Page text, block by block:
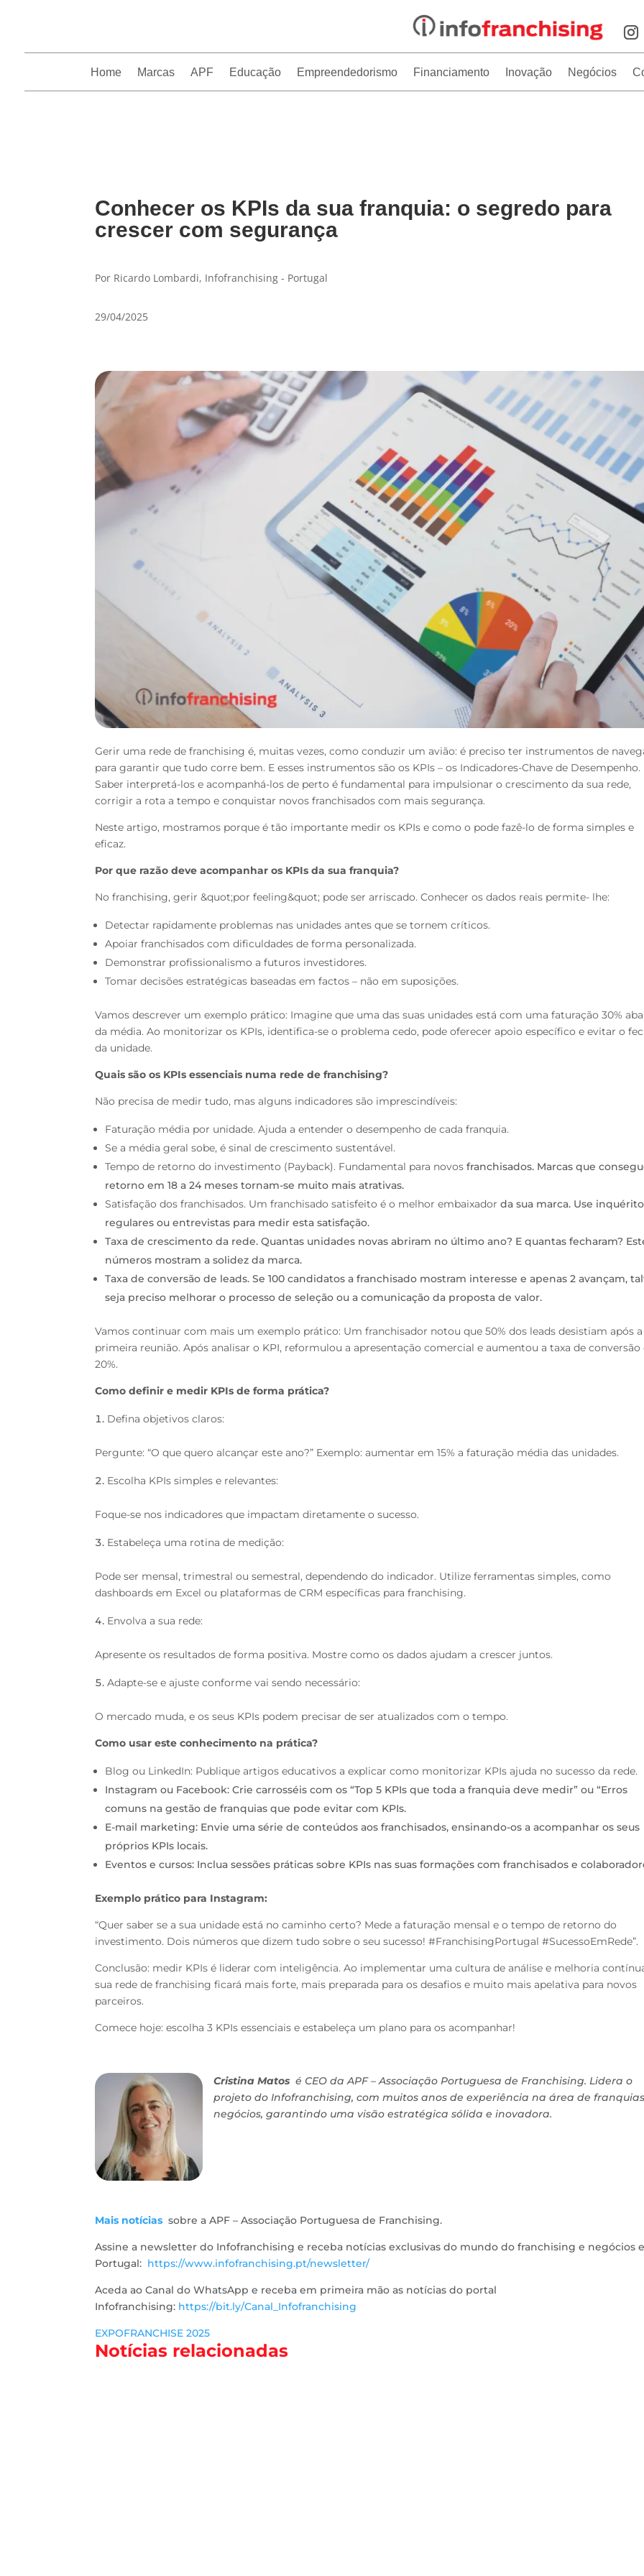
Home Marcas APF Educação Empreendedorismo Financiamento Inovação Negócios
Conhecer os KPIs da sua franquia: o segredo para
crescer com segurança
Por Ricardo Lombardi, Infofranchising - Portugal
29/04/2025
Gerir uma rede de franchising é, muitas vezes, como conduzir um avião: é preciso ter instrumentos de
para garantir que tudo corre bem. E esses instrumentos são os KPIs – os Indicadores-Chave de Desempenho.
Saber interpretá-los e acompanhá-los de perto é fundamental para impulsionar o crescimento da sua rede,
corrigir a rota a tempo e conquistar novos franchisados com mais segurança.
Neste artigo, mostramos porque é tão importante medir os KPIs e como o pode fazê-lo de forma simples e
eficaz.
Por que razão deve acompanhar os KPIs da sua franquia?
No franchising, gerir &quot;por feeling&quot; pode ser arriscado. Conhecer os dados reais permite- lhe:
Detectar rapidamente problemas nas unidades antes que se tornem críticos.
Apoiar franchisados com dificuldades de forma personalizada.
Demonstrar profissionalismo a futuros investidores.
Tomar decisões estratégicas baseadas em factos – não em suposições.
Vamos descrever um exemplo prático: Imagine que uma das suas unidades está com uma faturação 30%
da média. Ao monitorizar os KPIs, identifica-se o problema cedo, pode oferecer apoio específico e evitar o
da unidade.
Quais são os KPIs essenciais numa rede de franchising?
Não precisa de medir tudo, mas alguns indicadores são imprescindíveis:
Faturação média por unidade. Ajuda a entender o desempenho de cada franquia.
Se a média geral sobe, é sinal de crescimento sustentável.
Tempo de retorno do investimento (Payback). Fundamental para novos franchisados. Marcas que
retorno em 18 a 24 meses tornam-se muito mais atrativas.
Satisfação dos franchisados. Um franchisado satisfeito é o melhor embaixador da sua marca. Use
regulares ou entrevistas para medir esta satisfação.
Taxa de crescimento da rede. Quantas unidades novas abriram no último ano? E quantas fecharam?
números mostram a solidez da marca.
Taxa de conversão de leads. Se 100 candidatos a franchisado mostram interesse e apenas 2 avançam,
seja preciso melhorar o processo de seleção ou a comunicação da proposta de valor.
Vamos continuar com mais um exemplo prático: Um franchisador notou que 50% dos leads desistiam após a
primeira reunião. Após analisar o KPI, reformulou a apresentação comercial e aumentou a taxa de conversão
20%.
Como definir e medir KPIs de forma prática?
Defina objetivos claros:
Pergunte: “O que quero alcançar este ano?” Exemplo: aumentar em 15% a faturação média das unidades.
Escolha KPIs simples e relevantes:
Foque-se nos indicadores que impactam diretamente o sucesso.
Estabeleça uma rotina de medição:
Pode ser mensal, trimestral ou semestral, dependendo do indicador. Utilize ferramentas simples, como
dashboards em Excel ou plataformas de CRM específicas para franchising.
Envolva a sua rede:
Apresente os resultados de forma positiva. Mostre como os dados ajudam a crescer juntos.
Adapte-se e ajuste conforme vai sendo necessário:
O mercado muda, e os seus KPIs podem precisar de ser atualizados com o tempo.
Como usar este conhecimento na prática?
Blog ou LinkedIn: Publique artigos educativos a explicar como monitorizar KPIs ajuda no sucesso da rede.
Instagram ou Facebook: Crie carrosséis com os “Top 5 KPIs que toda a franquia deve medir” ou “Erros
comuns na gestão de franquias que pode evitar com KPIs.
E-mail marketing: Envie uma série de conteúdos aos franchisados, ensinando-os a acompanhar os seus
próprios KPIs locais.
Eventos e cursos: Inclua sessões práticas sobre KPIs nas suas formações com franchisados e
Exemplo prático para Instagram:
“Quer saber se a sua unidade está no caminho certo? Mede a faturação mensal e o tempo de retorno do
investimento. Dois números que dizem tudo sobre o seu sucesso! #FranchisingPortugal #SucessoEmRede”.
Conclusão: medir KPIs é liderar com inteligência. Ao implementar uma cultura de análise e melhoria
sua rede de franchising ficará mais forte, mais preparada para os desafios e muito mais apelativa para novos
parceiros.
Comece hoje: escolha 3 KPIs essenciais e estabeleça um plano para os acompanhar!
Cristina Matos é CEO da APF – Associação Portuguesa de Franchising. Lidera o
projeto do Infofranchising, com muitos anos de experiência na área de
negócios, garantindo uma visão estratégica sólida e inovadora.
Mais notícias sobre a APF – Associação Portuguesa de Franchising.
Assine a newsletter do Infofranchising e receba notícias exclusivas do mundo do franchising e negócios
Portugal: https://www.infofranchising.pt/newsletter/
Aceda ao Canal do WhatsApp e receba em primeira mão as notícias do portal
Infofranchising: https://bit.ly/Canal_Infofranchising
EXPOFRANCHISE 2025
Notícias relacionadas